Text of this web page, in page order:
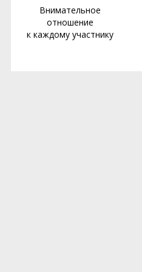
Внимательное
отношение
к каждому участнику